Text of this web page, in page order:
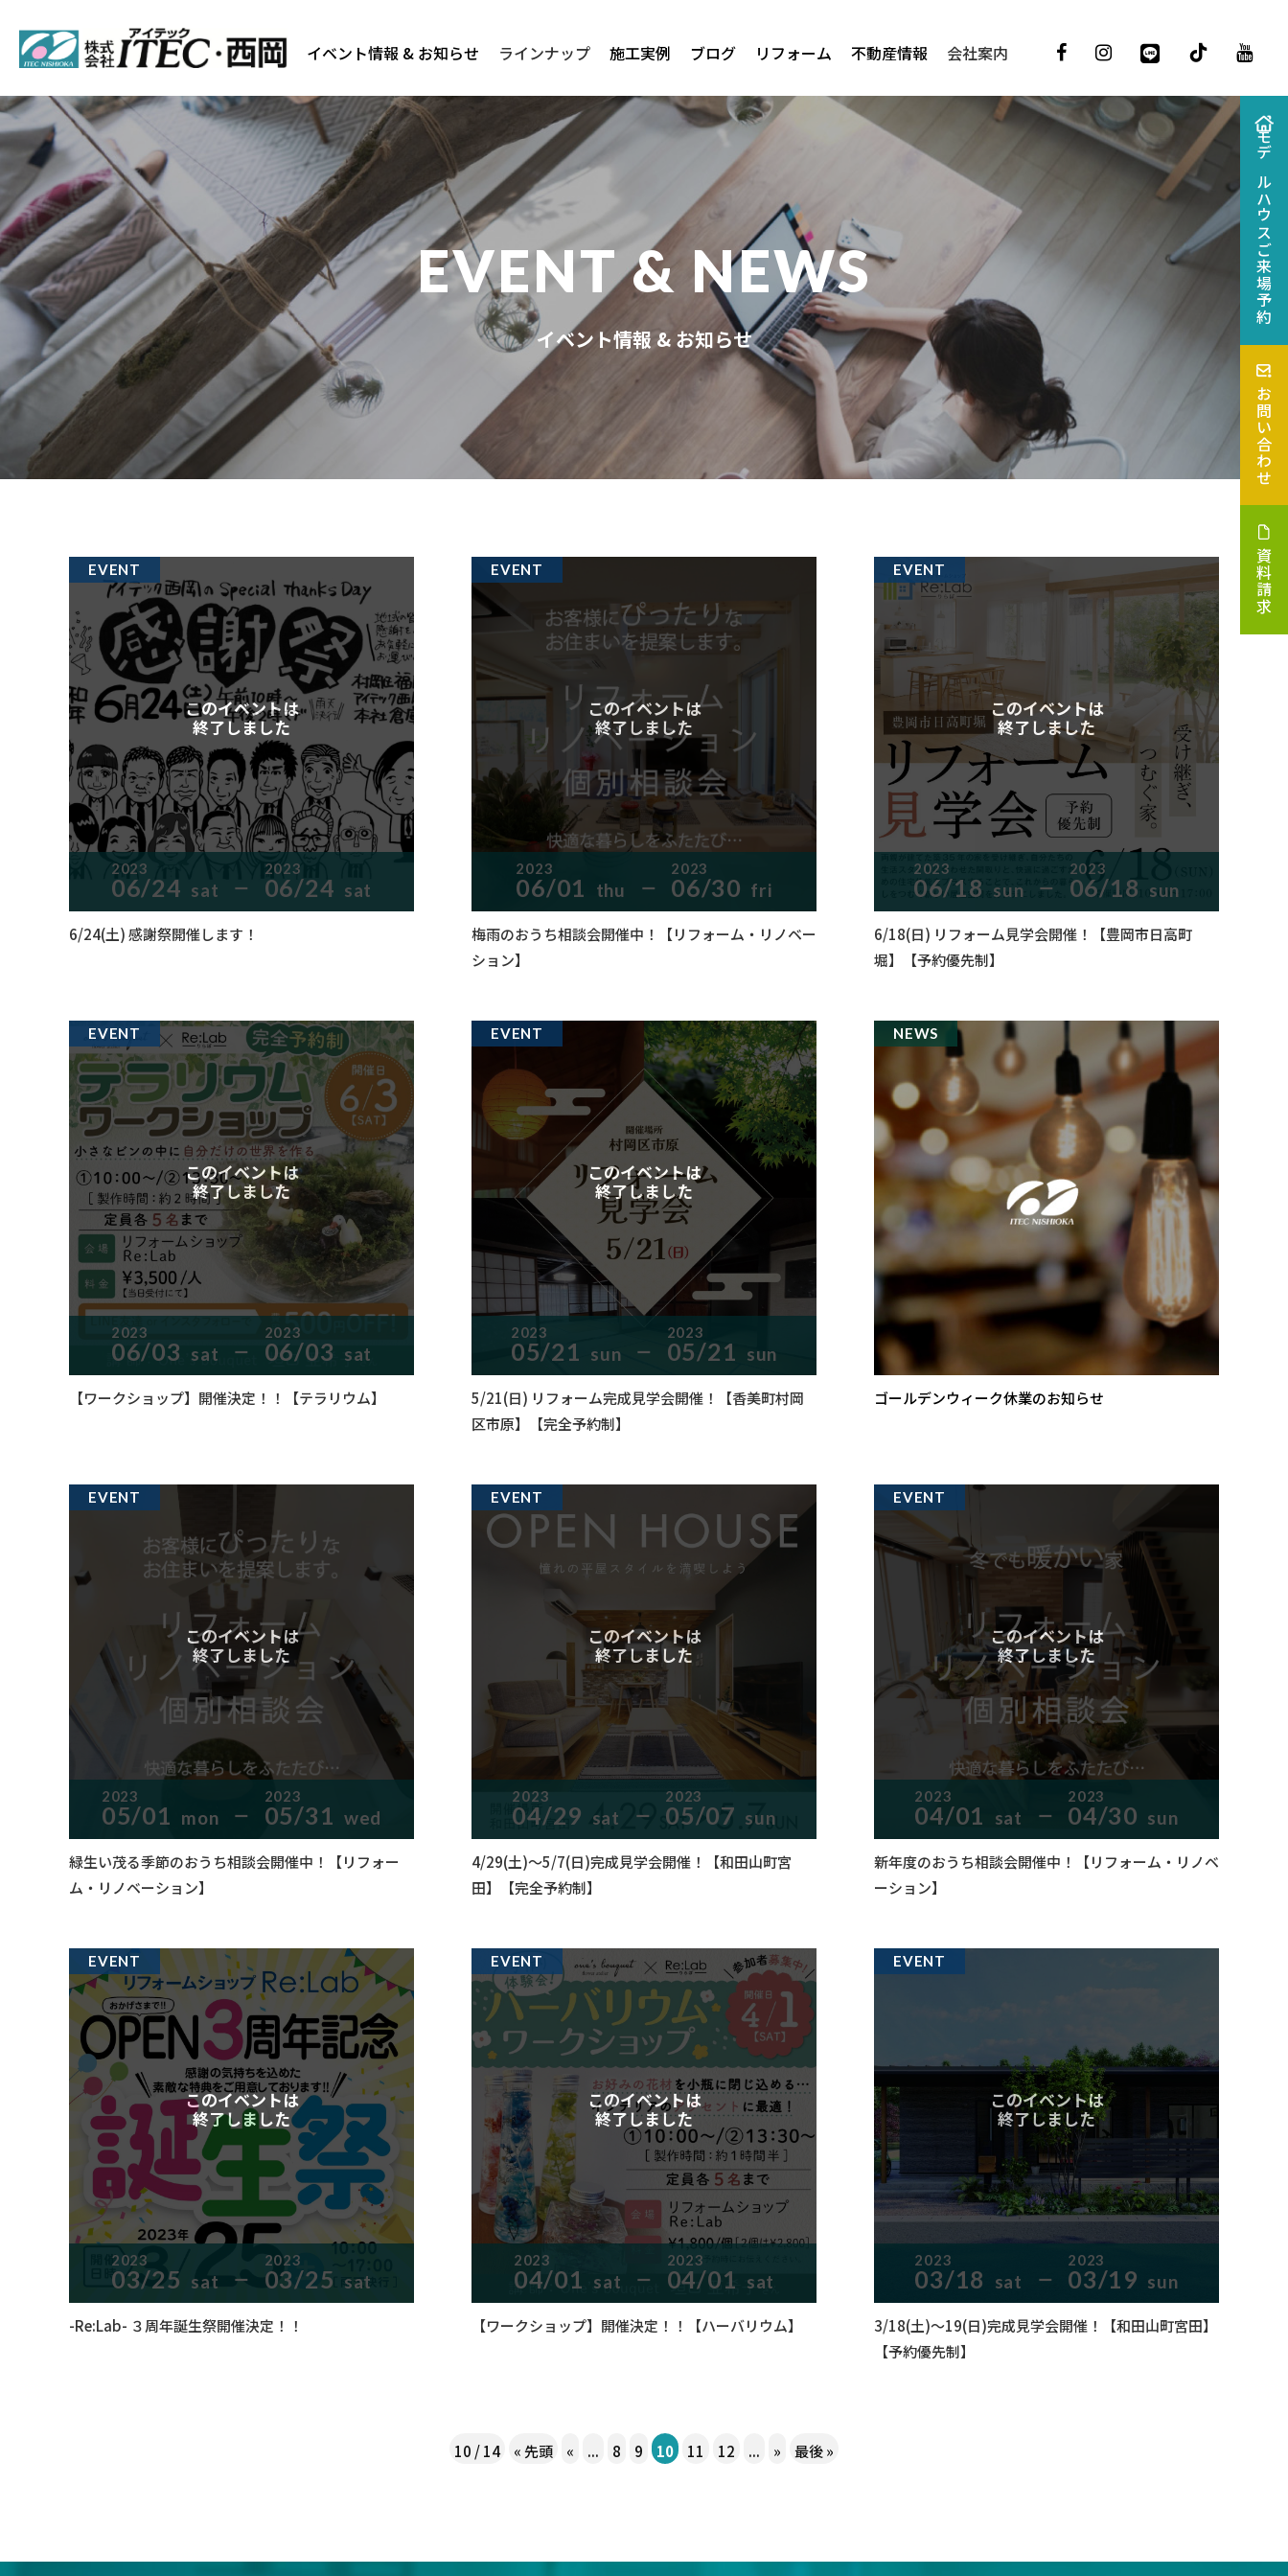
イベント情報 & お知らせ ラインナップ 施工実例 ブログ リフォーム 不動産情報 会社案内
EVENT & NEWS
イベント情報 & お知らせ
2023
06/24 sat ー
2023
06/24 sat
EVENT
このイベントは
終了しました
6/24(土) 感謝祭開催します！
2023
06/01 thu ー
2023
06/30 fri
EVENT
このイベントは
終了しました
梅雨のおうち相談会開催中！【リフォーム・リノベー
ション】
2023
06/18 sun ー
2023
06/18 sun
EVENT
このイベントは
終了しました
6/18(日) リフォーム見学会開催！【豊岡市日高町
堀】【予約優先制】
2023
06/03 sat ー
2023
06/03 sat
EVENT
このイベントは
終了しました
【ワークショップ】開催決定！！【テラリウム】
2023
05/21 sun ー
2023
05/21 sun
EVENT
このイベントは
終了しました
5/21(日) リフォーム完成見学会開催！【香美町村岡
区市原】【完全予約制】
NEWS
ゴールデンウィーク休業のお知らせ
2023
05/01 mon ー
2023
05/31 wed
EVENT
このイベントは
終了しました
緑生い茂る季節のおうち相談会開催中！【リフォー
ム・リノベーション】
2023
04/29 sat ー
2023
05/07 sun
EVENT
このイベントは
終了しました
4/29(土)～5/7(日)完成見学会開催！【和田山町宮
田】【完全予約制】
2023
04/01 sat ー
2023
04/30 sun
EVENT
このイベントは
終了しました
新年度のおうち相談会開催中！【リフォーム・リノベ
ーション】
2023
03/25 sat ー
2023
03/25 sat
EVENT
このイベントは
終了しました
-Re:Lab- ３周年誕生祭開催決定！！
2023
04/01 sat ー
2023
04/01 sat
EVENT
このイベントは
終了しました
【ワークショップ】開催決定！！【ハーバリウム】
2023
03/18 sat ー
2023
03/19 sun
EVENT
このイベントは
終了しました
3/18(土)～19(日)完成見学会開催！【和田山町宮田】
【予約優先制】
10 / 14 « 先頭 « ... 8 9 10 11 12 ... » 最後 »
モデルハウス
ご来場予約
お問い合わせ
資料請求